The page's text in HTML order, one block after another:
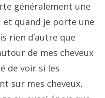
généralement une
quand je porte une
rien d’autre que
de mes cheveux
de voir si les
sur mes cheveux,